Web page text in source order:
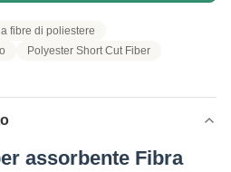
fibre di poliestere
Polyester Short Cut Fiber
assorbente Fibra